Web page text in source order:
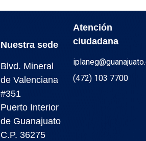
Nuestra sede
Blvd. Mineral
de Valenciana
#351
Puerto Interior
de Guanajuato
C.P. 36275
Atención
ciudadana
(472) 103 7700